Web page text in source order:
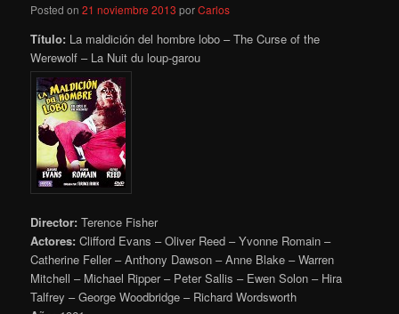
Posted on21 noviembre 2013 porCarlos
Título: La maldición del hombre lobo – The Curse of the
Werewolf – La Nuit du loup-garou
Director: Terence Fisher
Actores: Clifford Evans – Oliver Reed – Yvonne Romain –
Catherine Feller – Anthony Dawson – Anne Blake – Warren
Mitchell – Michael Ripper – Peter Sallis – Ewen Solon – Hira
Talfrey – George Woodbridge – Richard Wordsworth